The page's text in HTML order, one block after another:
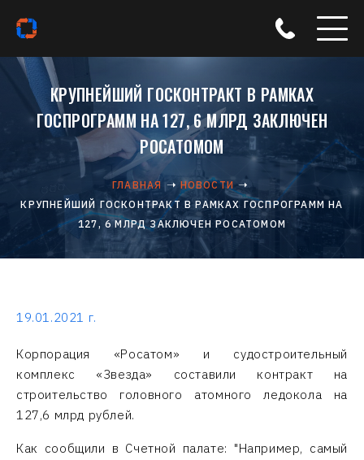
КРУПНЕЙШИЙ ГОСКОНТРАКТ В РАМКАХ
ГОСПРОГРАММ НА 127, 6 МЛРД ЗАКЛЮЧЕН
РОСАТОМОМ
ГЛАВНАЯ
НОВОСТИ
КРУПНЕЙШИЙ ГОСКОНТРАКТ В РАМКАХ ГОСПРОГРАММ НА
127, 6 МЛРД ЗАКЛЮЧЕН РОСАТОМОМ
19.01.2021 г.
Корпорация «Росатом» и судостроительный
комплекс «Звезда» составили контракт на
строительство головного атомного ледокола на
127,6 млрд рублей.
Как сообщили в Счетной палате: "Например, самый